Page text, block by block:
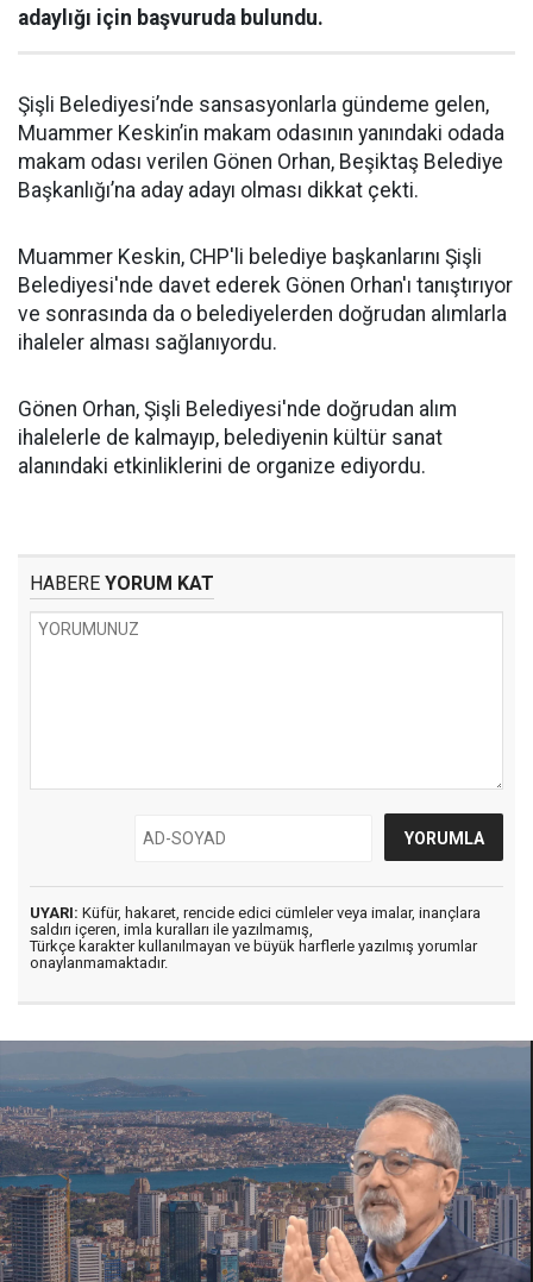
adaylığı için başvuruda bulundu.
Şişli Belediyesi’nde sansasyonlarla gündeme gelen,
Muammer Keskin’in makam odasının yanındaki odada
makam odası verilen Gönen Orhan, Beşiktaş Belediye
Başkanlığı’na aday adayı olması dikkat çekti.
Muammer Keskin, CHP'li belediye başkanlarını Şişli
Belediyesi'nde davet ederek Gönen Orhan'ı tanıştırıyor
ve sonrasında da o belediyelerden doğrudan alımlarla
ihaleler alması sağlanıyordu.
Gönen Orhan, Şişli Belediyesi'nde doğrudan alım
ihalelerle de kalmayıp, belediyenin kültür sanat
alanındaki etkinliklerini de organize ediyordu.
HABERE YORUM KAT
UYARI: Küfür, hakaret, rencide edici cümleler veya imalar, inançlara
saldırı içeren, imla kuralları ile yazılmamış,
Türkçe karakter kullanılmayan ve büyük harflerle yazılmış yorumlar
onaylanmamaktadır.